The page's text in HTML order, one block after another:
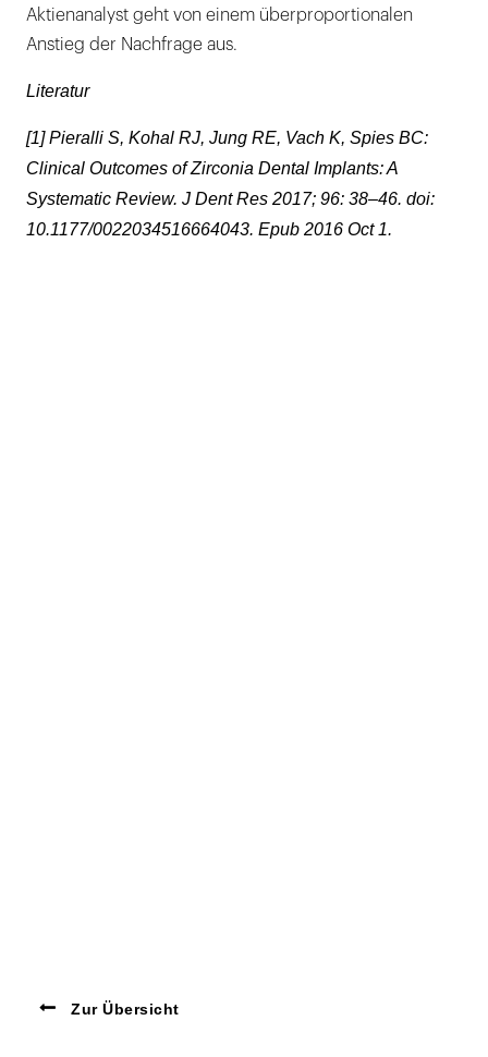
Aktienanalyst geht von einem überproportionalen
Anstieg der Nachfrage aus.
Literatur
[1] Pieralli S, Kohal RJ, Jung RE, Vach K, Spies BC:
Clinical Outcomes of Zirconia Dental Implants: A
Systematic Review. J Dent Res 2017; 96: 38–46. doi:
10.1177/0022034516664043. Epub 2016 Oct 1.
Zur Übersicht